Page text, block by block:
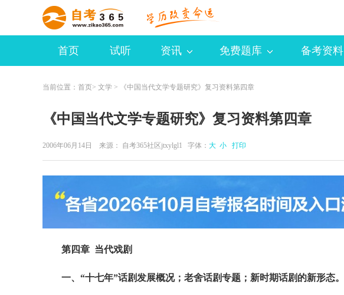
首页 试听 资讯 免费题库 备考资料
当前位置： 首页> 文学 > 《中国当代文学专题研究》复习资料第四章
《中国当代文学专题研究》复习资料第四章
2006年06月14日 来源： 自考365社区jtxylgl1 字体： 大 小 打印
第四章 当代戏剧
一、“十七年”话剧发展概况；老舍话剧专题；新时期话剧的新形态。